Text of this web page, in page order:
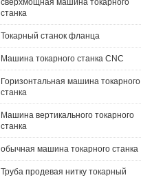
сверхмощная машина токарного
станка
Токарный станок фланца
Машина токарного станка CNC
Горизонтальная машина токарного
станка
Машина вертикального токарного
станка
обычная машина токарного станка
Труба продевая нитку токарный